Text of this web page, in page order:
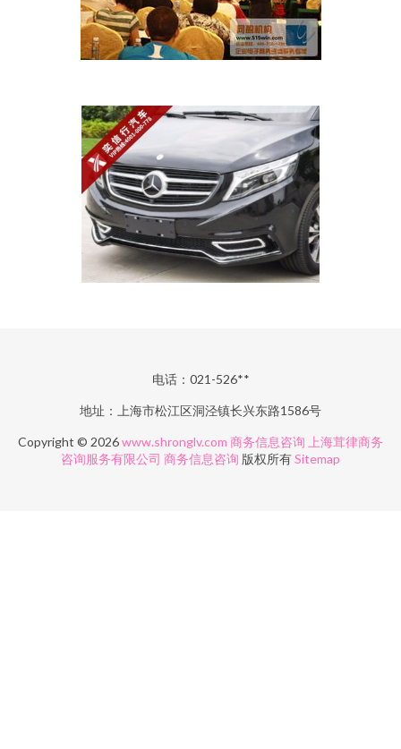
电话：021-526**
地址：上海市松江区洞泾镇长兴东路1586号
Copyright © 2026www.shronglv.com 商务信息咨询 上海茸律商务
咨询服务有限公司 商务信息咨询 版权所有Sitemap